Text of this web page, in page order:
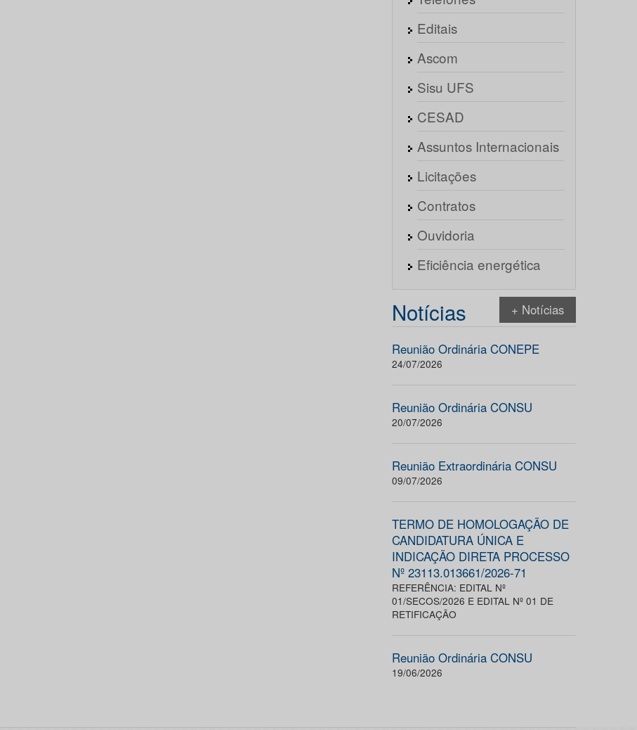
Editais
Ascom
Sisu UFS
CESAD
Assuntos Internacionais
Licitações
Contratos
Ouvidoria
Eficiência energética
Notícias + Notícias
Reunião Ordinária CONEPE
24/07/2026
Reunião Ordinária CONSU
20/07/2026
Reunião Extraordinária CONSU
09/07/2026
TERMO DE HOMOLOGAÇÃO DE
CANDIDATURA ÚNICA E
INDICAÇÃO DIRETA PROCESSO
Nº 23113.013661/2026-71
REFERÊNCIA: EDITAL Nº
01/SECOS/2026 E EDITAL Nº 01 DE
RETIFICAÇÃO
Reunião Ordinária CONSU
19/06/2026